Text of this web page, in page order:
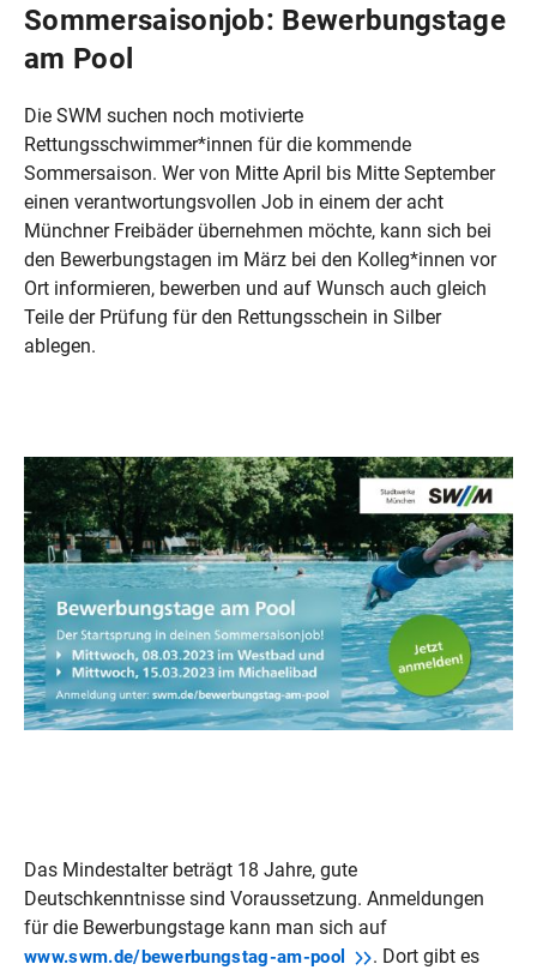
Sommersaisonjob: Bewerbungstage
am Pool
Die SWM suchen noch motivierte
Rettungsschwimmer*innen für die kommende
Sommersaison. Wer von Mitte April bis Mitte September
einen verantwortungsvollen Job in einem der acht
Münchner Freibäder übernehmen möchte, kann sich bei
den Bewerbungstagen im März bei den Kolleg*innen vor
Ort informieren, bewerben und auf Wunsch auch gleich
Teile der Prüfung für den Rettungsschein in Silber
ablegen.
Das Mindestalter beträgt 18 Jahre, gute
Deutschkenntnisse sind Voraussetzung. Anmeldungen
für die Bewerbungstage kann man sich auf
www.swm.de/bewerbungstag-am-pool
. Dort gibt es